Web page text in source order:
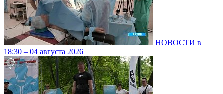
НОВОСТИ в
18:30 – 04 августа 2026